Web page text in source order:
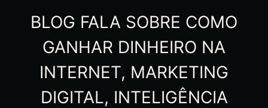
BLOG FALA SOBRE COMO
GANHAR DINHEIRO NA
INTERNET, MARKETING
DIGITAL, INTELIGÊNCIA